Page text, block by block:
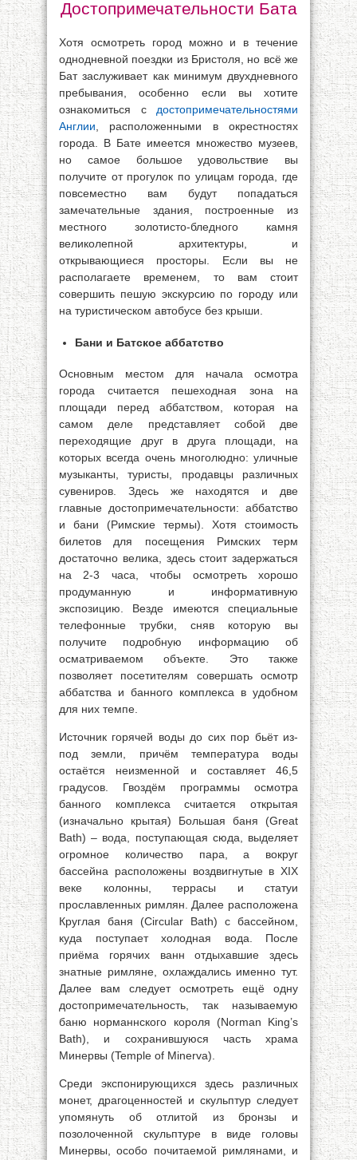
Достопримечательности Бата
Хотя осмотреть город можно и в течение
однодневной поездки из Бристоля, но всё же
Бат заслуживает как минимум двухдневного
пребывания, особенно если вы хотите
ознакомиться с достопримечательностями
Англии , расположенными в окрестностях
города. В Бате имеется множество музеев,
но самое большое удовольствие вы
получите от прогулок по улицам города, где
повсеместно вам будут попадаться
замечательные здания, построенные из
местного золотисто-бледного камня
великолепной архитектуры, и
открывающиеся просторы. Если вы не
располагаете временем, то вам стоит
совершить пешую экскурсию по городу или
на туристическом автобусе без крыши.
Бани и Батское аббатство
Основным местом для начала осмотра
города считается пешеходная зона на
площади перед аббатством, которая на
самом деле представляет собой две
переходящие друг в друга площади, на
которых всегда очень многолюдно: уличные
музыканты, туристы, продавцы различных
сувениров. Здесь же находятся и две
главные достопримечательности: аббатство
и бани (Римские термы). Хотя стоимость
билетов для посещения Римских терм
достаточно велика, здесь стоит задержаться
на 2-3 часа, чтобы осмотреть хорошо
продуманную и информативную
экспозицию. Везде имеются специальные
телефонные трубки, сняв которую вы
получите подробную информацию об
осматриваемом объекте. Это также
позволяет посетителям совершать осмотр
аббатства и банного комплекса в удобном
для них темпе.
Источник горячей воды до сих пор бьёт из-
под земли, причём температура воды
остаётся неизменной и составляет 46,5
градусов. Гвоздём программы осмотра
банного комплекса считается открытая
(изначально крытая) Большая баня (Great
Bath) – вода, поступающая сюда, выделяет
огромное количество пара, а вокруг
бассейна расположены воздвигнутые в XIX
веке колонны, террасы и статуи
прославленных римлян. Далее расположена
Круглая баня (Circular Bath) с бассейном,
куда поступает холодная вода. После
приёма горячих ванн отдыхавшие здесь
знатные римляне, охлаждались именно тут.
Далее вам следует осмотреть ещё одну
достопримечательность, так называемую
баню норманнского короля (Norman King’s
Bath), и сохранившуюся часть храма
Минервы (Temple of Minerva).
Среди экспонирующихся здесь различных
монет, драгоценностей и скульптур следует
упомянуть об отлитой из бронзы и
позолоченной скульптуре в виде головы
Минервы, особо почитаемой римлянами, и